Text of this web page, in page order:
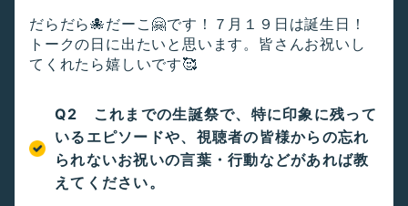
だらだら🐙だーこ🤗です！７月１９日は誕生日！
トークの日に出たいと思います。皆さんお祝いし
てくれたら嬉しいです🥰
Q2 これまでの生誕祭で、特に印象に残って
いるエピソードや、視聴者の皆様からの忘れ
られないお祝いの言葉・行動などがあれば教
えてください。